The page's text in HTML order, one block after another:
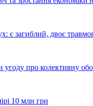
є загиблий, двоє
угоду про колективну
10 млн грн